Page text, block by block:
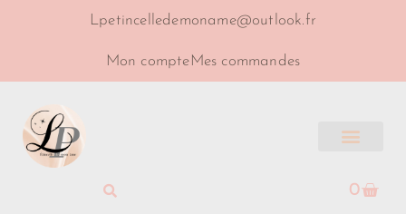
Lpetincelledemoname@outlook.fr
Mon compteMes commandes
0